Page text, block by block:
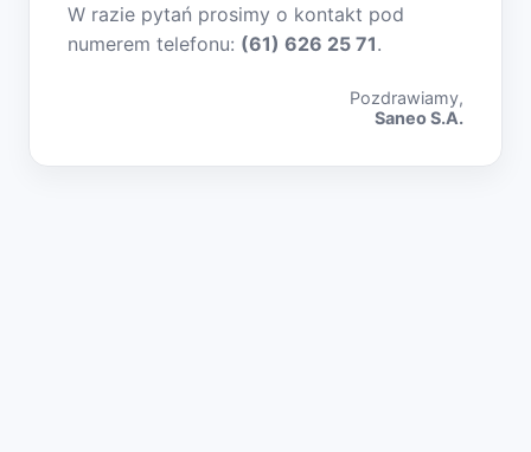
W razie pytań prosimy o kontakt pod
numerem telefonu: (61) 626 25 71.
Pozdrawiamy,
Saneo S.A.